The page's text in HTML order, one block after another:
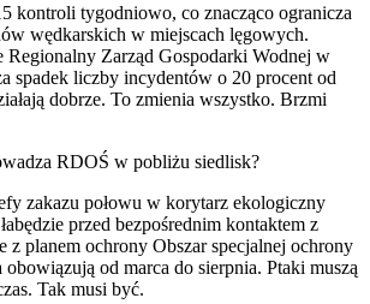
kontroli tygodniowo, co znacząco ogranicza
wędkarskich w miejscach lęgowych.
Regionalny Zarząd Gospodarki Wodnej w
spadek liczby incydentów o 20 procent od
dobrze. To zmienia wszystko. Brzmi
RDOŚ w pobliżu siedlisk?
zakazu połowu w korytarz ekologiczny
przed bezpośrednim kontaktem z
z planem ochrony Obszar specjalnej ochrony
od marca do sierpnia. Ptaki muszą
Tak musi być.